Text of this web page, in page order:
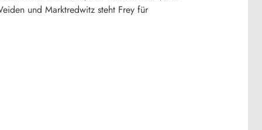
und Marktredwitz steht Frey für